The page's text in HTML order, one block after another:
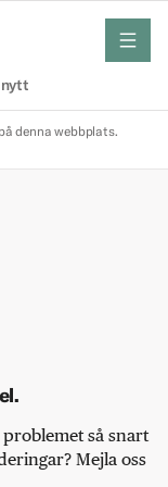
meny
denna webbplats.
så snart
Mejla oss